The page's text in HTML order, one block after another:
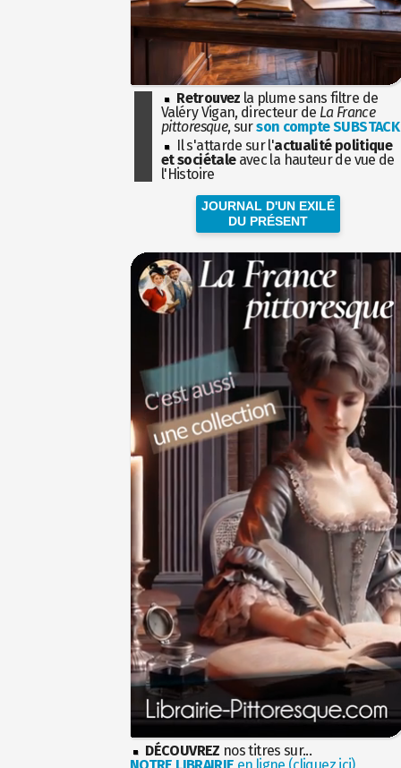
Retrouvez la plume sans filtre de
Valéry Vigan, directeur de La France
pittoresque, surson compte SUBSTACK
Il s'attarde sur l'actualité politique
et sociétaleavec la hauteur de vue de
l'Histoire
JOURNAL D'UN EXILÉ
DU PRÉSENT
DÉCOUVREZ nos titres sur...